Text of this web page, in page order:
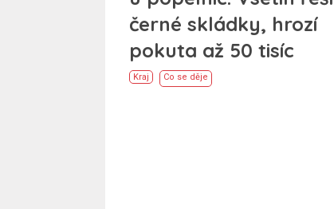
černé skládky, hrozí
pokuta až 50 tisíc
Kraj Co se děje